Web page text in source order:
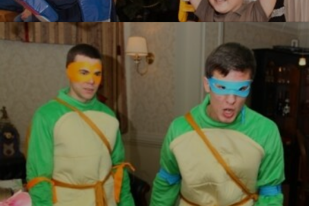
Железный человек